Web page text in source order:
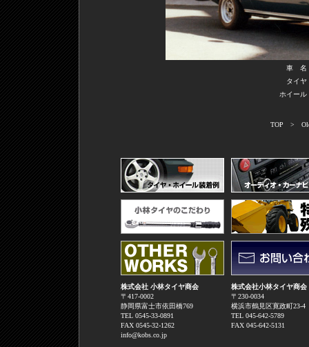
車 名
タイヤ
ホイール
TOP >
株式会社 小林タイヤ商会
株式会社小林タイヤ商会
〒417-0002
〒230-0034
静岡県富士市依田橋769
横浜市鶴見区寛政町
TEL 0545-33-0891
TEL 045-642-5789
FAX 0545-32-1262
FAX 045-642-5131
info@kobs.co.jp